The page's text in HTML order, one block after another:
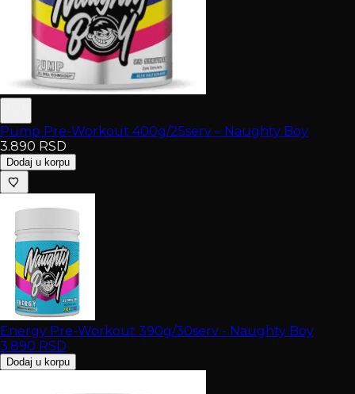
Pump Pre-Workout 400g/25serv – Naughty Boy
3.890 RSD
Dodaj u korpu
Energy Pre-Workout 390g/30serv - Naughty Boy
3.890 RSD
Dodaj u korpu